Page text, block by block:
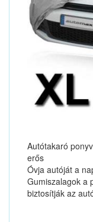
Autótakaró
erős
Óvja autóját a
Gumiszalagok a
biztosítják az